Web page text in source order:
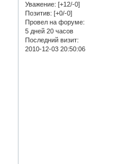
Уважение: [+12/-0]
Позитив: [+0/-0]
Провел на форуме:
5 дней 20 часов
Последний визит:
2010-12-03 20:50:06